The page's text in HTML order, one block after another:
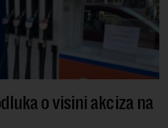
o visini akciza na